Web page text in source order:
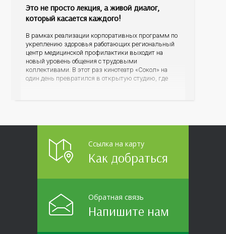
Это не просто лекция, а живой диалог,
который касается каждого!
В рамках реализации корпоративных программ по
укреплению здоровья работающих региональный
центр медицинской профилактики выходит на
новый уровень общения с трудовыми
коллективами. В этот раз кинотеатр «Сокол» на
один день превратился в открытую студию, где
Ссылка на карту
Как добраться
Обратная связь
Напишите нам